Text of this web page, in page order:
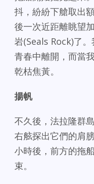
抖，紛紛下艙取出
後一次近距離眺望
岩(Seals Rock)了
青春中離開，而當
乾枯焦黃。
揚帆
不久後，法拉隆群
右舷探出它們的肩
小時後，前方的拖
束。